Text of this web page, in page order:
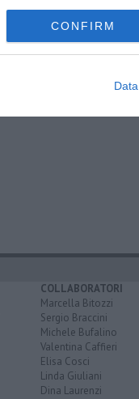
CONFIRM
COLLABORATORI
Marcella Bitozzi
Sergio Braccini
Michele Bufalino
Valentina Caffieri
Elisa Cosci
Linda Giuliani
Dina Laurenzi